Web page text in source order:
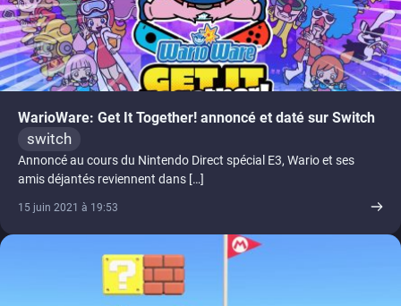
WarioWare: Get It Together! annoncé et daté sur Switch
switch
Annoncé au cours du Nintendo Direct spécial E3, Wario et ses
amis déjantés reviennent dans […]
15 juin 2021 à 19:53